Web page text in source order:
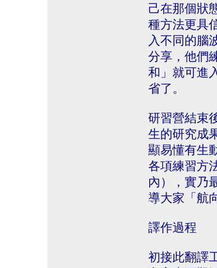
己在那個狀
種方法更具
入不同的腦
分享，他們
和」就可進
省了。
研習營結束
生的研究成
顯易懂有生
各項練習方
內），實乃
導大家「航
譯作過程
初接此翻譯